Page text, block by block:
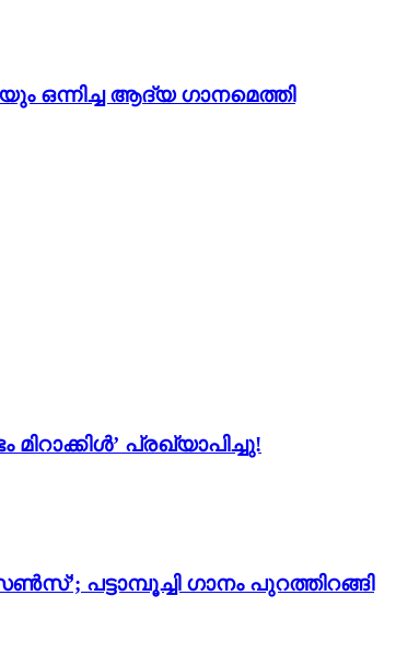
ഒന്നിച്ച ആദ്യ ഗാനമെത്തി
പ്രഖ്യാപിച്ചു!
പട്ടാമ്പൂച്ചി ഗാനം പുറത്തിറങ്ങി